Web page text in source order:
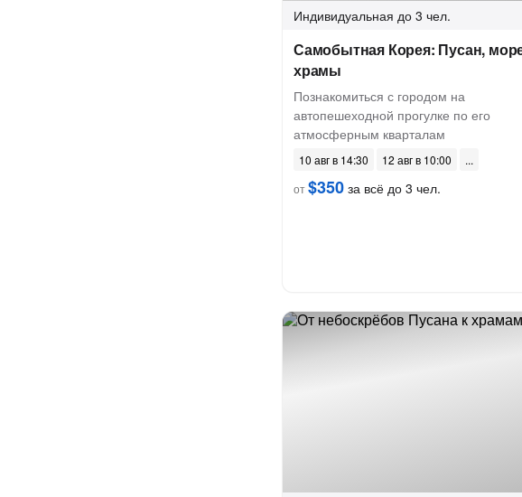
Индивидуальная до 3 чел.
Самобытная Корея: Пусан,
храмы
Познакомиться с городом на
автопешеходной прогулке по его
атмосферным кварталам
10 авг в 14:30
12 авг в 10:00
от$350 за всё до 3 чел.